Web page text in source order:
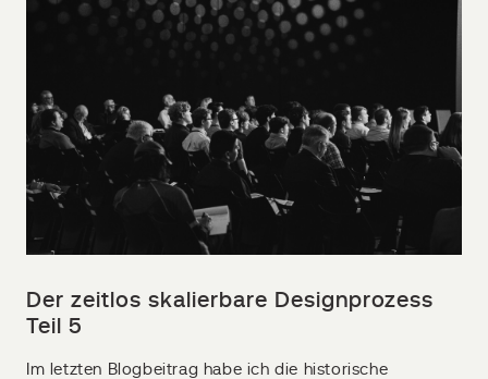
Der zeitlos skalierbare Designprozess
Teil 5
Im letzten Blogbeitrag habe ich die historische